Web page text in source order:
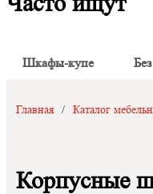
Шкафы-купе
Главная / Каталог
Корпусные